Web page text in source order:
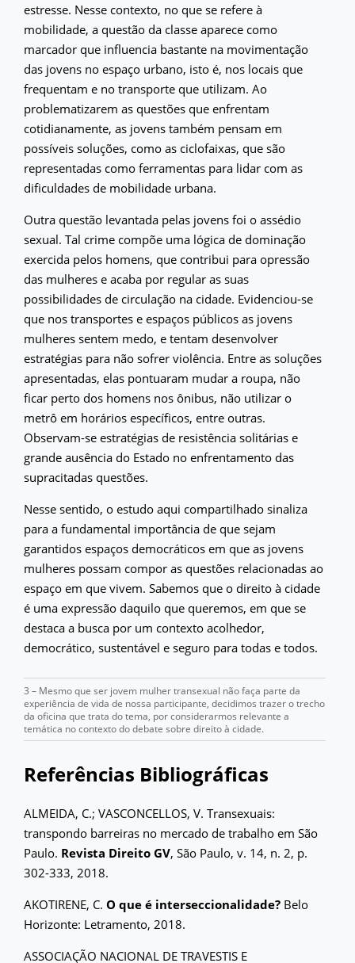
estresse. Nesse contexto, no que se refere à
mobilidade, a questão da classe aparece como
marcador que influencia bastante na movimentação
das jovens no espaço urbano, isto é, nos locais que
frequentam e no transporte que utilizam. Ao
problematizarem as questões que enfrentam
cotidianamente, as jovens também pensam em
possíveis soluções, como as ciclofaixas, que são
representadas como ferramentas para lidar com as
dificuldades de mobilidade urbana.
Outra questão levantada pelas jovens foi o assédio
sexual. Tal crime compõe uma lógica de dominação
exercida pelos homens, que contribui para opressão
das mulheres e acaba por regular as suas
possibilidades de circulação na cidade. Evidenciou-se
que nos transportes e espaços públicos as jovens
mulheres sentem medo, e tentam desenvolver
estratégias para não sofrer violência. Entre as soluções
apresentadas, elas pontuaram mudar a roupa, não
ficar perto dos homens nos ônibus, não utilizar o
metrô em horários específicos, entre outras.
Observam-se estratégias de resistência solitárias e
grande ausência do Estado no enfrentamento das
supracitadas questões.
Nesse sentido, o estudo aqui compartilhado sinaliza
para a fundamental importância de que sejam
garantidos espaços democráticos em que as jovens
mulheres possam compor as questões relacionadas ao
espaço em que vivem. Sabemos que o direito à cidade
é uma expressão daquilo que queremos, em que se
destaca a busca por um contexto acolhedor,
democrático, sustentável e seguro para todas e todos.
3 – Mesmo que ser jovem mulher transexual não faça parte da
experiência de vida de nossa participante, decidimos trazer o trecho
da oficina que trata do tema, por considerarmos relevante a
temática no contexto do debate sobre direito à cidade.
Referências Bibliográficas
ALMEIDA, C.; VASCONCELLOS, V. Transexuais:
transpondo barreiras no mercado de trabalho em São
Paulo. Revista Direito GV, São Paulo, v. 14, n. 2, p.
302-333, 2018.
AKOTIRENE, C. O que é interseccionalidade? Belo
Horizonte: Letramento, 2018.
ASSOCIAÇÃO NACIONAL DE TRAVESTIS E